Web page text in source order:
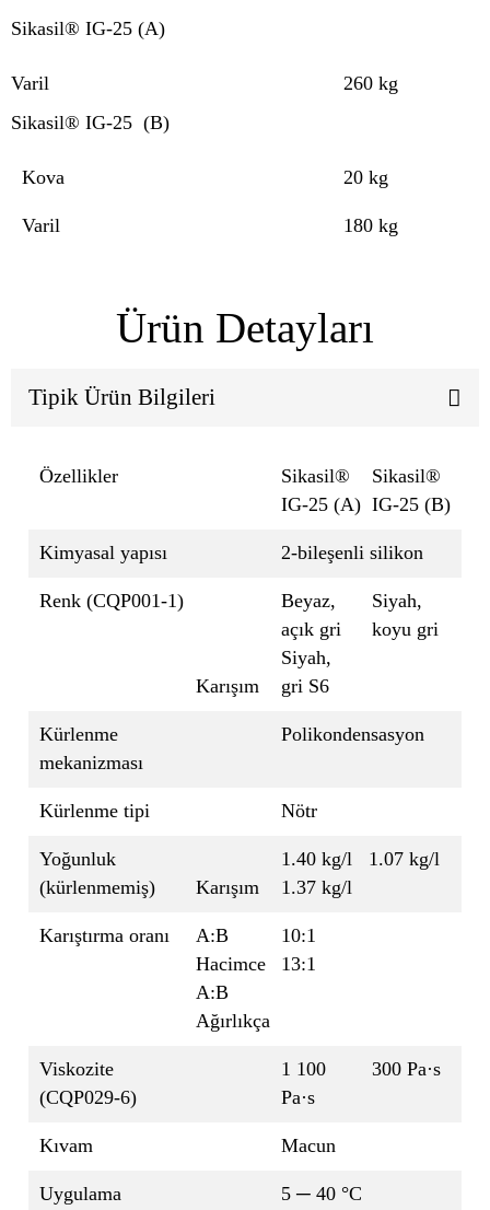
Sikasil® IG-25 (A)
Varil
260 kg
Sikasil® IG-25 (B)
Kova 20 kg
Varil 180 kg
Ürün Detayları
Tipik Ürün Bilgileri
Özellikler
Sikasil®
IG-25 (A)
Sikasil®
IG-25 (B)
Kimyasal yapısı 2-bileşenli silikon
Renk (CQP001-1)
Karışım
Beyaz,
açık gri
Siyah,
koyu gri
Siyah,
gri S6
Kürlenme
mekanizması
Polikondensasyon
Kürlenme tipi Nötr
Yoğunluk
(kürlenmemiş)
Karışım
1.40 kg/l
1.07 kg/l
1.37 kg/l
Karıştırma oranı
A:B
Hacimce
A:B
Ağırlıkça
10:1
13:1
Viskozite
(CQP029-6)
1 100
Pa·s
300 Pa·s
Kıvam Macun
Uygulama
5 ─ 40 °C